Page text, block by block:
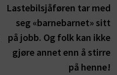
Lastebilsjåføren tar med
seg «barnebarnet» sitt
på jobb. Og folk kan ikke
gjøre annet enn å stirre
på henne!